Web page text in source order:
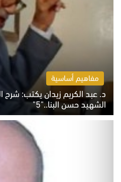
مفاهيم أساسية
د. عبد الكريم زيدان يكتب: شرح
الشهيد حسن البنا.."5"
السبت 8 أغسطس 2026 10:46 ص